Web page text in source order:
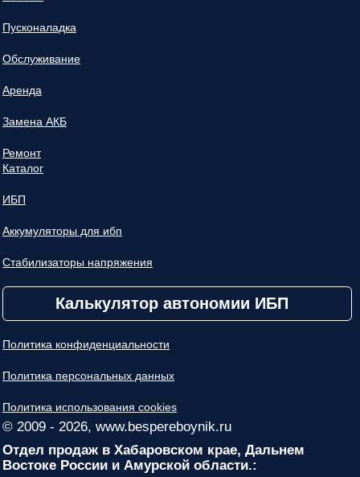
Пусконаладка
Обслуживание
Аренда
Замена АКБ
Ремонт
Каталог
ИБП
Аккумуляторы для ибп
Стабилизаторы напряжения
Калькулятор автономии ИБП
Политика конфиденциальности
Политика персональных данных
Политика использования cookies
© 2009 - 2026, www.bespereboynik.ru
Отдел продаж в Хабаровском крае, Дальнем
Востоке России и Амурской области.: